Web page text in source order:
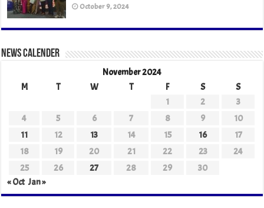
October 9, 2024
News Calender
November 2024
M
T W T F S
S
1
2
3
4
5 6 7 8 9
10
11
12 13 14 15 16
17
18
19 20 21 22 23
24
25
26 27 28 29
30
« Oct Jan »